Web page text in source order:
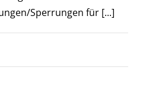
Sperrungen für [...]